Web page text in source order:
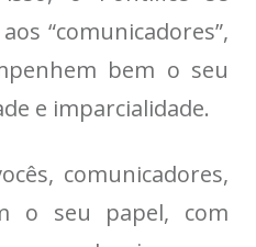
“comunicadores”,
bem o seu
e imparcialidade.
comunicadores,
o seu papel, com